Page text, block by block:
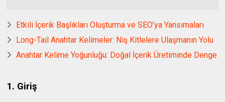
Etkili İçerik Başlıkları Oluşturma ve SEO’ya Yansımaları
Long-Tail Anahtar Kelimeler: Niş Kitlelere Ulaşmanın Yolu
Anahtar Kelime Yoğunluğu: Doğal İçerik Üretiminde Denge
1. Giriş